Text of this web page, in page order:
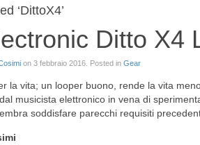
‘DittoX4’
Ditto X4
on 3 febbraio 2016 . Posted in Gear
la vita; un looper buono, rende la vita
musicista elettronico in vena di
soddisfare parecchi requisiti